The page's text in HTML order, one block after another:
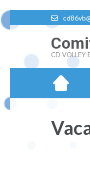
au
(Pressez
Entrée)
CD VOLLEY-